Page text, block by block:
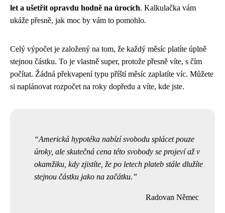
let a ušetřit opravdu hodně na úrocích. Kalkulačka vám
ukáže přesně, jak moc by vám to pomohlo.
Celý výpočet je založený na tom, že každý měsíc platíte úplně
stejnou částku. To je vlastně super, protože přesně víte, s čím
počítat. Žádná překvapení typu příští měsíc zaplatíte víc. Můžete
si naplánovat rozpočet na roky dopředu a víte, kde jste.
Americká hypotéka nabízí svobodu splácet pouze
úroky, ale skutečná cena této svobody se projeví až v
okamžiku, kdy zjistíte, že po letech plateb stále dlužíte
stejnou částku jako na začátku.
Radovan Němec